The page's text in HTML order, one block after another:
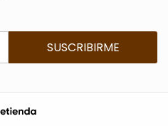
SUSCRIBIRME